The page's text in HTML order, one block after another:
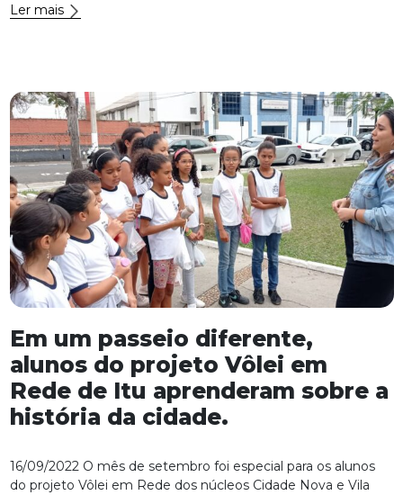
Ler mais
Em um passeio diferente,
alunos do projeto Vôlei em
Rede de Itu aprenderam sobre a
história da cidade.
16/09/2022 O mês de setembro foi especial para os alunos
do projeto Vôlei em Rede dos núcleos Cidade Nova e Vila